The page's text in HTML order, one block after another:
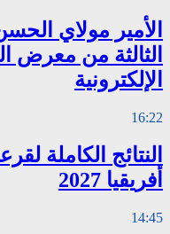
الأمير مولاي
الثالثة من معرض
الإلكترونية
16:22
النتائج الكاملة
أفريقيا 2027
14:45